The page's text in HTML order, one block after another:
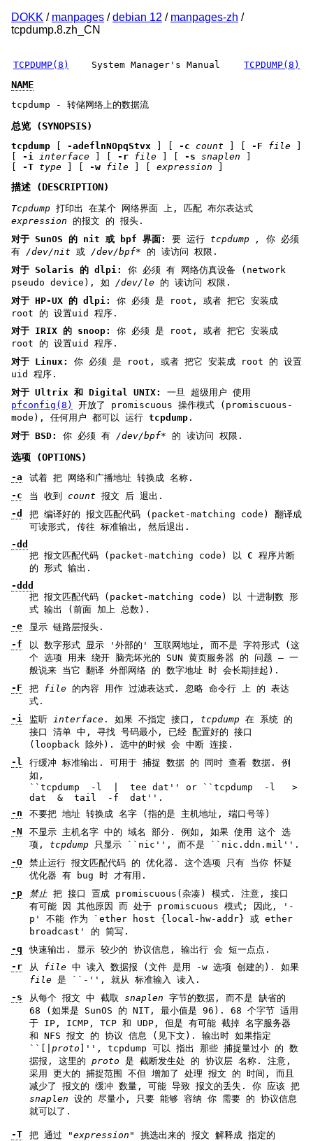
DOKK / manpages /debian 12 / manpages-zh /
tcpdump.8.zh_CN
TCPDUMP(8) System Manager's Manual TCPDUMP(8)
NAME
tcpdump - 转储网络上的数据流
总览 (SYNOPSIS)
tcpdump -adeflnNOpqStvx -c count -F file
-i interface -r file -s snaplen
-T type -w file expression
描述 (DESCRIPTION)
Tcpdump 打印出 在某个 网络界面 上, 匹配 布尔表达式
expression 的报文 的 报头.
对于 SunOS 的 nit 或 bpf 界面:
要 运行 tcpdump ,
你 必须
有 /dev/nit 或 /dev/bpf* 的 读访问 权限.
对于 Solaris 的 dlpi:
你 必须 有 网络仿真设备 (network
pseudo device), 如 /dev/le 的 读访问 权限.
对于 HP-UX 的 dlpi:
你 必须 是 root, 或者 把它 安装成
root 的 设置uid 程序.
对于 IRIX 的 snoop:
你 必须 是 root, 或者 把它 安装成
root 的 设置uid 程序.
对于 Linux:
你 必须 是 root, 或者 把它 安装成 root 的 设置
uid 程序.
对于 Ultrix 和 Digital UNIX:
一旦 超级用户 使用
pfconfig(8)
开放了 promiscuous 操作模式 (promiscuous-
mode), 任何用户 都可以 运行 tcpdump .
对于 BSD:
你 必须 有 /dev/bpf* 的 读访问 权限.
选项 (OPTIONS)
-a
试着 把 网络和广播地址 转换成 名称.
-c
当 收到 count
报文 后 退出.
-d
把 编译好的 报文匹配代码 (packet-matching code) 翻译成
可读形式, 传往 标准输出, 然后退出.
-dd
把 报文匹配代码 (packet-matching code) 以 C 程序片断
的 形式 输出.
-ddd
把 报文匹配代码 (packet-matching code) 以 十进制数 形
式 输出 (前面 加上 总数).
-e
显示 链路层报头.
-f
以 数字形式 显示 '外部的' 互联网地址, 而不是 字符形式 (这
个 选项 用来 绕开 脑壳坏光的 SUN 黄页服务器 的 问题 — 一
般说来 当它 翻译 外部网络 的 数字地址 时 会长期挂起).
-F
把 file 的内容 用作 过滤表达式. 忽略 命令行 上 的 表达
式.
-i
监听 interface . 如果 不指定 接口, tcpdump 在 系统 的
接口 清单 中, 寻找 号码最小, 已经 配置好的 接口
(loopback 除外). 选中的时候 会 中断 连接.
-l
行缓冲 标准输出. 可用于 捕捉 数据 的 同时 查看 数据. 例
如,
``tcpdump -l | tee dat'' or ``tcpdump -l >
dat & tail -f dat''.
-n
不要把 地址 转换成 名字 (指的是 主机地址, 端口号等)
-N
不显示 主机名字 中的 域名 部分. 例如, 如果 使用 这个 选
项, tcpdump
只显示 ``nic'', 而不是 ``nic.ddn.mil''.
-O
禁止运行 报文匹配代码 的 优化器. 这个选项 只有 当你 怀疑
优化器 有 bug 时 才有用.
-p
禁止 把 接口 置成 promiscuous(杂凑) 模式. 注意, 接口
有可能 因 其他原因 而 处于 promiscuous 模式; 因此, '-
p' 不能 作为 `ether host {local-hw-addr} 或 ether
broadcast' 的 简写.
-q
快速输出. 显示 较少的 协议信息, 输出行 会 短一点点.
-r
从 file
中 读入 数据报 (文件 是用 -w 选项 创建的). 如果
file
是 ``-'', 就从 标准输入 读入.
-s
从每个 报文 中 截取 snaplen 字节的数据, 而不是 缺省的
68 (如果是 SunOS 的 NIT, 最小值是 96). 68 个字节 适用
于 IP, ICMP, TCP 和 UDP, 但是 有可能 截掉 名字服务器
和 NFS 报文 的 协议 信息 (见下文). 输出时 如果指定
``[| proto ]'', tcpdump 可以 指出 那些 捕捉量过小 的 数
据报, 这里的 proto 是 截断发生处 的 协议层 名称. 注意,
采用 更大的 捕捉范围 不但 增加了 处理 报文 的 时间, 而且
减少了 报文的 缓冲 数量, 可能 导致 报文的丢失. 你 应该 把
snaplen 设的 尽量小, 只要 能够 容纳 你 需要 的 协议信息
就可以了.
-T 把 通过 "expression
" 挑选出来的 报文 解释成 指定的